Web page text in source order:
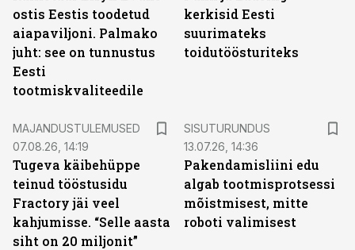
ostis Eestis toodetud
aiapaviljoni. Palmako
juht: see on tunnustus
Eesti
tootmiskvaliteedile
kerkisid Eesti
suurimateks
toidutöösturiteks
MAJANDUSTULEMUSED
07.08.26, 14:19
Tugeva käibehüppe
teinud tööstusidu
Fractory jäi veel
kahjumisse. “Selle aasta
siht on 20 miljonit”
SISUTURUNDUS
13.07.26, 14:36
Pakendamisliini edu
algab tootmisprotsessi
mõistmisest, mitte
roboti valimisest